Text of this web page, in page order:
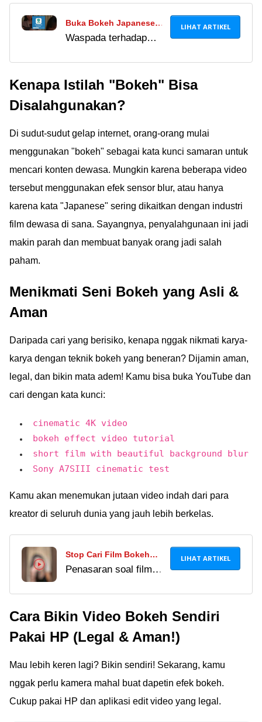
Buka Bokeh Japanese
Translation To English
XNXUBD VPN Browser
Waspada terhadap
ilegal. Pelajari
alternatif VPN aman
dan cara mengakses
konten video legal.
LIHAT ARTIKEL
Kenapa Istilah "Bokeh" Bisa
Disalahgunakan?
Di sudut-sudut gelap internet, orang-orang mulai
menggunakan "bokeh" sebagai kata kunci samaran untuk
mencari konten dewasa. Mungkin karena beberapa video
tersebut menggunakan efek sensor blur, atau hanya
karena kata "Japanese" sering dikaitkan dengan industri
film dewasa di sana. Sayangnya, penyalahgunaan ini jadi
makin parah dan membuat banyak orang jadi salah
paham.
Menikmati Seni Bokeh yang Asli &
Aman
Daripada cari yang berisiko, kenapa nggak nikmati karya-
karya dengan teknik bokeh yang beneran? Dijamin aman,
legal, dan bikin mata adem! Kamu bisa buka YouTube dan
cari dengan kata kunci:
cinematic 4K video
bokeh effect video tutorial
short film with beautiful background blur
Sony A7SIII cinematic test
Kamu akan menemukan jutaan video indah dari para
kreator di seluruh dunia yang jauh lebih berkelas.
Stop Cari Film Bokeh
Effect Video Loop! Ini
Penasaran soal film
Jaka bongkar tuntas
arti sebenarnya,
risikonya, & kasih
alternatif download
LIHAT ARTIKEL
Cara Bikin Video Bokeh Sendiri
Pakai HP (Legal & Aman!)
Mau lebih keren lagi? Bikin sendiri! Sekarang, kamu
nggak perlu kamera mahal buat dapetin efek bokeh.
Cukup pakai HP dan aplikasi edit video yang legal.